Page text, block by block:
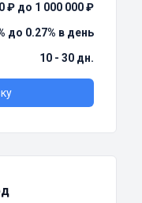
₽ до 1 000 000 ₽
до 0.27% в день
10 - 30 дн.